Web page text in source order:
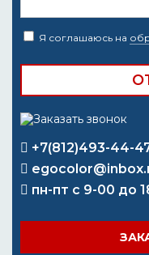
Я соглашаюсь на
+7(812)493-44-
пн-пт с 9-00 до